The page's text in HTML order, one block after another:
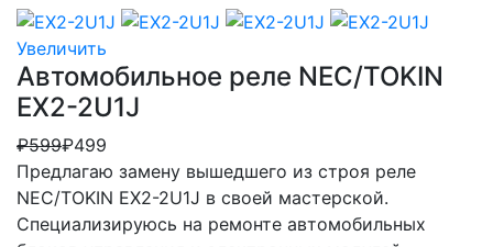
Увеличить
Автомобильное реле NEC/TOKIN
EX2-2U1J
₽599₽499
Предлагаю замену вышедшего из строя реле
NEC/TOKIN EX2-2U1J в своей мастерской.
Специализируюсь на ремонте автомобильных